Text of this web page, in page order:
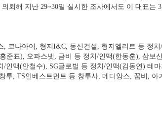
뢰해 지난 29~30일 실시한 조사에서도 이 대표는
코나아이, 형지I&C, 동신건설, 형지엘리트 등 정
준표), 오파스넷, 금비 등 정치/인맥(한동훈), 삼보
인맥(안철수), SG글로벌 등 정치/인맥(김동연) 테
투, TS인베스트먼트 등 창투사, 메디앙스, 꿈비,